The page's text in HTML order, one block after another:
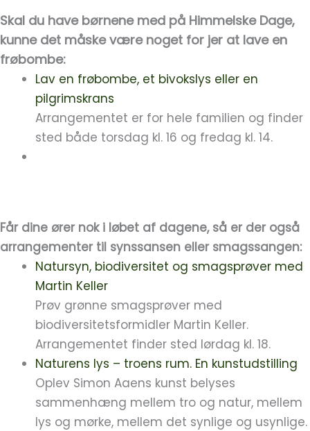
Skal du have børnene med på Himmelske Dage,
kunne det måske være noget for jer at lave en
frøbombe:
Lav en frøbombe, et bivokslys eller en
pilgrimskrans
Arrangementet er for hele familien og finder
sted både torsdag kl. 16 og fredag kl. 14.
Får dine ører nok i løbet af dagene, så er der også
arrangementer til synssansen eller smagssangen:
Natursyn, biodiversitet og smagsprøver med
Martin Keller
Prøv grønne smagsprøver med
biodiversitetsformidler Martin Keller.
Arrangementet finder sted lørdag kl. 18.
Naturens lys – troens rum. En kunstudstilling
Oplev Simon Aaens kunst belyses
sammenhæng mellem tro og natur, mellem
lys og mørke, mellem det synlige og usynlige.